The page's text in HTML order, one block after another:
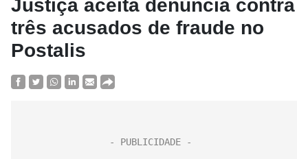
Justiça aceita denúncia contra
três acusados de fraude no
Postalis